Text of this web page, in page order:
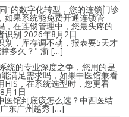
"的数字化转型，您的连锁门诊
如果系统能免费开通连锁管
，在连锁管理中，您最头疼的
识别 2026年8月2日
别，库存调不动，报表要5天才
多久？" 浙 […]
统的专业深度之争，您用的是
满足需求吗，如果中医馆兼看
HIS，在系统选型时，您更看
月1日
医馆到底该怎么选？中西医结
东广州越秀 […]